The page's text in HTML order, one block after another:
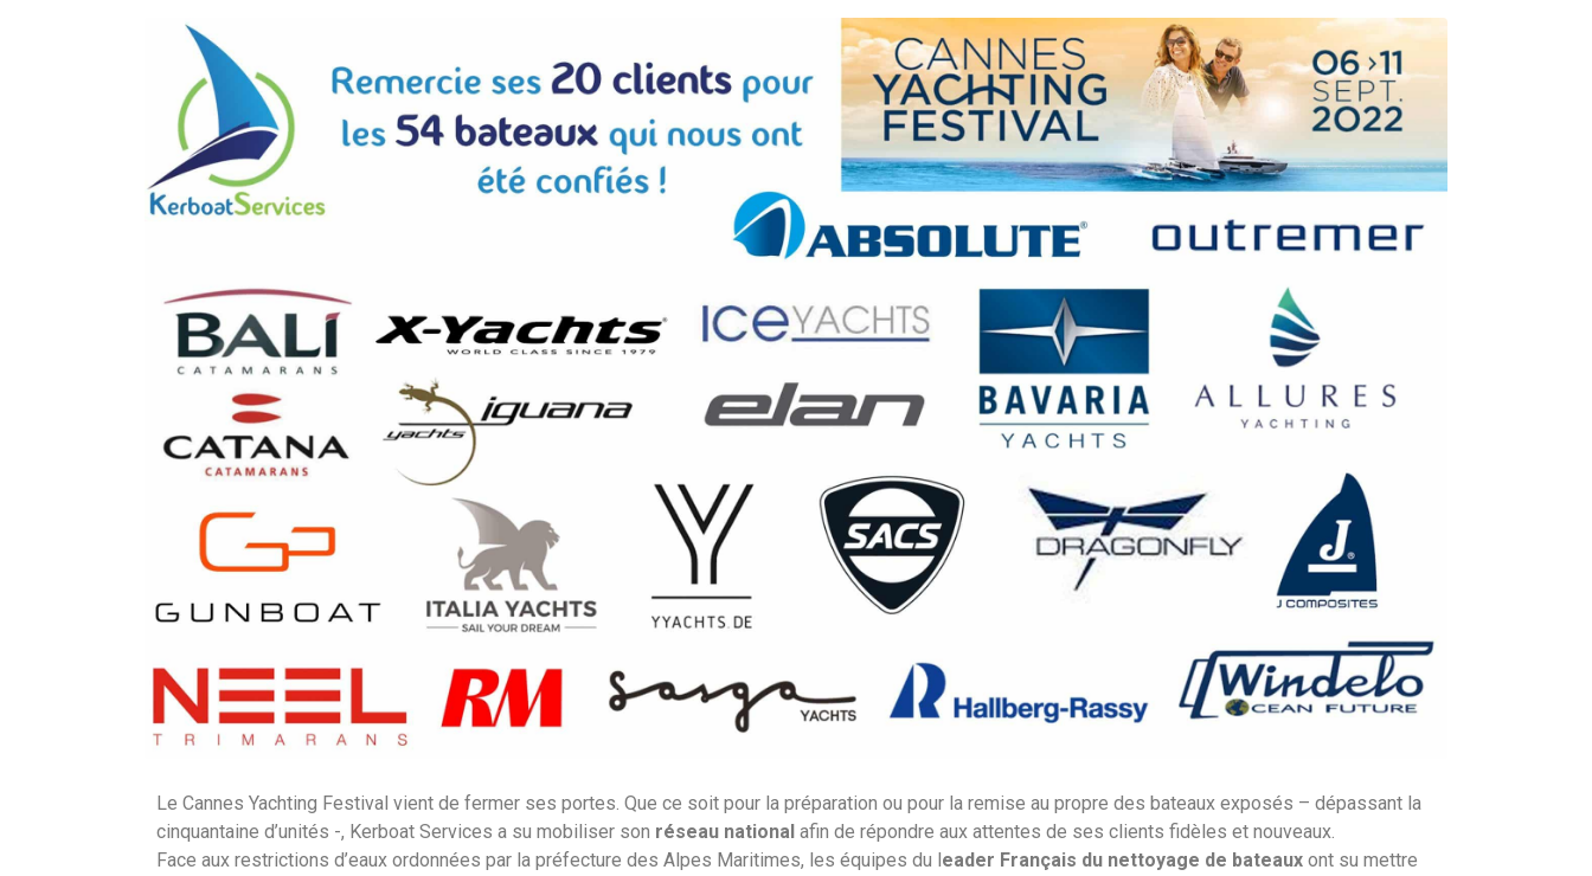
Le Cannes Yachting Festival vient de fermer ses portes. Que ce soit pour la préparation ou pour la remise au propre des bateaux exposés – dépassant la
cinquantaine d’unités -, Kerboat Services a su mobiliser son réseau national afin de répondre aux attentes de ses clients fidèles et nouveaux.
Face aux restrictions d’eaux ordonnées par la préfecture des Alpes Maritimes, les équipes du l eader Français du nettoyage de bateaux ont su mettre